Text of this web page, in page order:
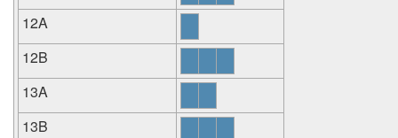
12A
12B
13A
13B